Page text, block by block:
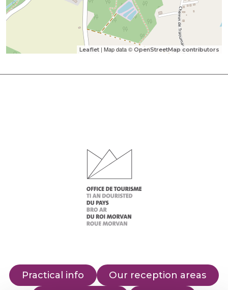
Leaflet | Map data © OpenStreetMap contributors
Practical info
Our reception areas